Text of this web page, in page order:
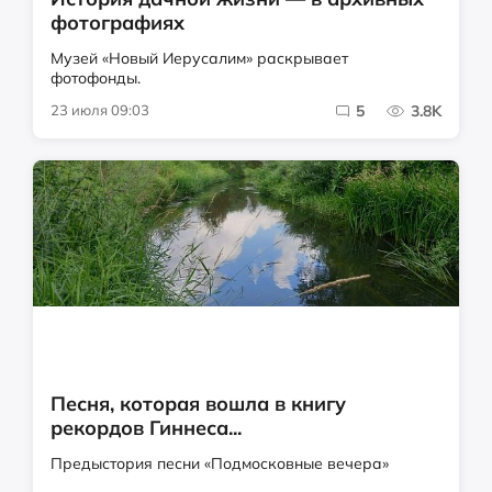
фотографиях
Музей «Новый Иерусалим» раскрывает
фотофонды.
23 июля 09:03 5 3.8K
Песня, которая вошла в книгу
рекордов Гиннеса...
Предыстория песни «Подмосковные вечера»